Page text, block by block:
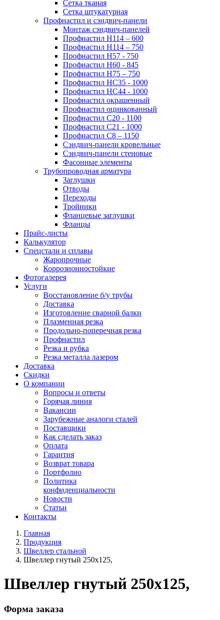
Сетка тканая
Сетка штукатурная
Профнастил и сэндвич-панели
Монтаж сэндвич-панелей
Профнастил Н114 – 600
Профнастил Н114 – 750
Профнастил Н57 - 750
Профнастил Н60 - 845
Профнастил Н75 – 750
Профнастил НС35 - 1000
Профнастил НС44 - 1000
Профнастил окрашенный
Профнастил оцинкованный
Профнастил С20 - 1100
Профнастил С21 - 1000
Профнастил С8 – 1150
Сэндвич-панели кровельные
Сэндвич-панели стеновые
Фасонные элементы
Трубопроводная арматура
Заглушки
Отводы
Переходы
Тройники
Фланцевые заглушки
Фланцы
Прайс-листы
Калькулятор
Спецстали и сплавы
Жаропрочные
Коррозионностойкие
Фотогалерея
Услуги
Восстановление б/у трубы
Доставка
Изготовление сварной балки
Плазменная резка
Продольно-поперечная резка
Профнастил
Резка и рубка
Резка металла лазером
Доставка
Скидки
О компании
Вопросы и ответы
Горячая линия
Вакансии
Зарубежные аналоги сталей
Поставщики
Как сделать заказ
Оплата
Гарантия
Возврат товара
Портфолио
Политика
конфиденциальности
Новости
Статьи
Контакты
Главная
Продукция
Швеллер стальной
Швеллер гнутый 250x125,
Швеллер гнутый 250x125,
Форма заказа